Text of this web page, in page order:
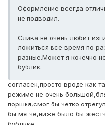
Оформление всегда
не подводил.
Слива не очень любит
ложиться все время по
разные.Может я конечно
бублик.
согласен,просто вроде как
режиме не очень
поршня,смог бы четко
бы мягче,ниже было бы